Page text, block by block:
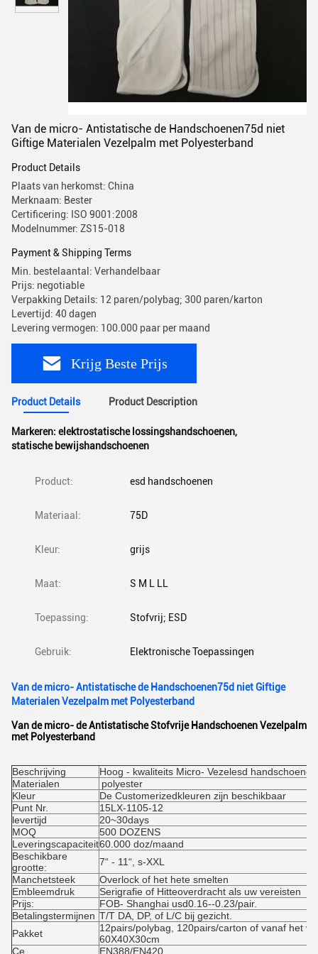
Van de micro- Antistatische de Handschoenen75d niet
Giftige Materialen Vezelpalm met Polyesterband
Product Details
Plaats van herkomst: China
Merknaam: Bester
Certificering: ISO 9001:2008
Modelnummer: ZS15-018
Payment & Shipping Terms
Min. bestelaantal: Verhandelbaar
Prijs: negotiable
Verpakking Details: 12 paren/polybag; 300 paren/karton
Levertijd: 40 dagen
Levering vermogen: 100.000 paar per maand
Krijg Beste Prijs
Product Details Product Description
Markeren: elektrostatische lossingshandschoenen,
statische bewijshandschoenen
Product: esd handschoenen
Materiaal: 75D
Kleur: grijs
Maat: S M L LL
Toepassing: Stofvrij; ESD
Gebruik: Elektronische Toepassingen
Van de micro- Antistatische de Handschoenen75d niet Giftige
Materialen Vezelpalm met Polyesterband
Van de micro- de Antistatische Stofvrije Handschoenen Vezelpalm
met Polyesterband
Beschrijving
Hoog - kwaliteits Micro- Vezelesd handschoenen
Materialen
polyester
Kleur
De Customerizedkleuren zijn beschikbaar
Punt Nr.
15LX-1105-12
levertijd
20~30days
MOQ
500 DOZENS
Leveringscapaciteit60.000 doz/maand
Beschikbare
grootte:
7“ - 11“, s-XXL
Manchetsteek
Overlock of het hete smelten
Embleemdruk
Serigrafie of Hitteoverdracht als uw vereisten
Prijs:
FOB- Shanghai usd0.16--0.23/pair.
Betalingstermijnen T/T DA, DP, of L/C bij gezicht.
Pakket
12pairs/polybag, 120pairs/carton of vanaf het
60X40X30cm
Ce
EN388/EN420